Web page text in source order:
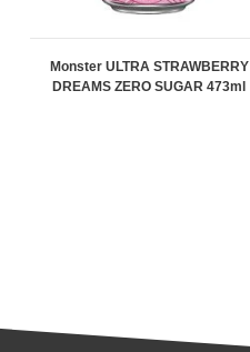
Monster ULTRA STRAWBERRY
DREAMS ZERO SUGAR 473ml